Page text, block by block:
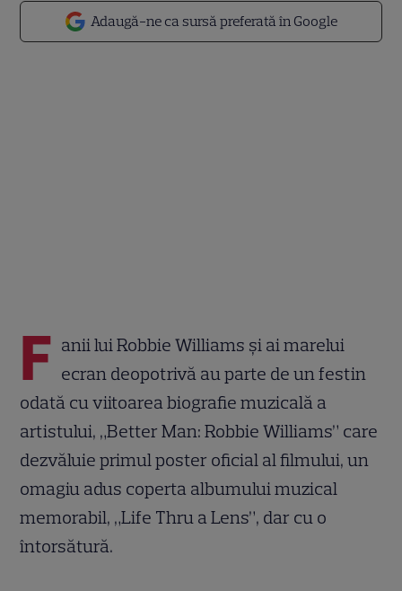
Adaugă-ne ca sursă preferată în Google
F anii lui Robbie Williams și ai marelui
ecran deopotrivă au parte de un festin
odată cu viitoarea biografie muzicală a
artistului, „Better Man: Robbie Williams” care
dezvăluie primul poster oficial al filmului, un
omagiu adus coperta albumului muzical
memorabil, „Life Thru a Lens”, dar cu o
întorsătură.